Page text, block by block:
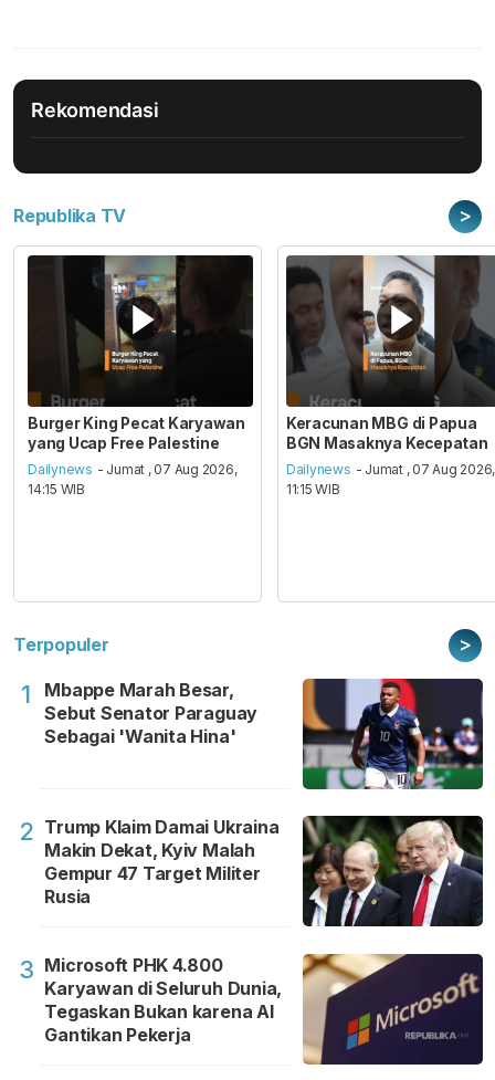
Rekomendasi
Republika TV >
Burger King Pecat Karyawan
yang Ucap Free Palestine
Dailynews - Jumat , 07 Aug 2026,
14:15 WIB
Keracunan MBG di Papua
BGN Masaknya Kecepatan
Dailynews - Jumat , 07 Aug 2026,
11:15 WIB
Terpopuler >
1
Mbappe Marah Besar,
Sebut Senator Paraguay
Sebagai 'Wanita Hina'
2 Trump Klaim Damai Ukraina
Makin Dekat, Kyiv Malah
Gempur 47 Target Militer
Rusia
3 Microsoft PHK 4.800
Karyawan di Seluruh Dunia,
Tegaskan Bukan karena AI
Gantikan Pekerja